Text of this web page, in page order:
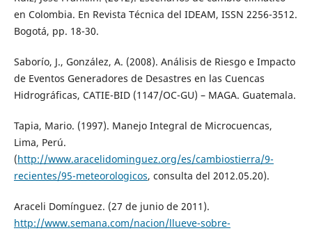
en Colombia. En Revista Técnica del IDEAM, ISSN 2256-3512.
Bogotá, pp. 18-30.
Saborío, J., González, A. (2008). Análisis de Riesgo e Impacto
de Eventos Generadores de Desastres en las Cuencas
Hidrográficas, CATIE-BID (1147/OC-GU) – MAGA. Guatemala.
Tapia, Mario. (1997). Manejo Integral de Microcuencas,
Lima, Perú.
(http://www.aracelidominguez.org/es/cambiostierra/9-
recientes/95-meteorologicos, consulta del 2012.05.20).
Araceli Domínguez. (27 de junio de 2011).
http://www.semana.com/nacion/llueve-sobre-